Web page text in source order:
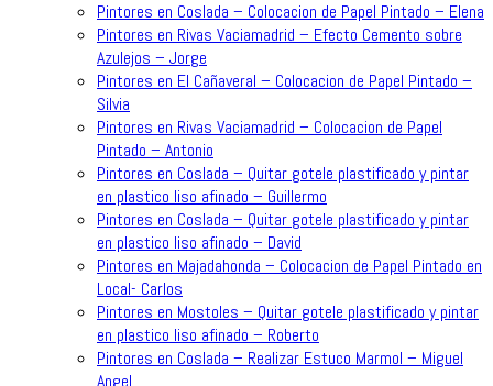
Pintores en Coslada – Colocacion de Papel Pintado – Elena
Pintores en Rivas Vaciamadrid – Efecto Cemento sobre
Azulejos – Jorge
Pintores en El Cañaveral – Colocacion de Papel Pintado –
Silvia
Pintores en Rivas Vaciamadrid – Colocacion de Papel
Pintado – Antonio
Pintores en Coslada – Quitar gotele plastificado y pintar
en plastico liso afinado – Guillermo
Pintores en Coslada – Quitar gotele plastificado y pintar
en plastico liso afinado – David
Pintores en Majadahonda – Colocacion de Papel Pintado en
Local- Carlos
Pintores en Mostoles – Quitar gotele plastificado y pintar
en plastico liso afinado – Roberto
Pintores en Coslada – Realizar Estuco Marmol – Miguel
Angel